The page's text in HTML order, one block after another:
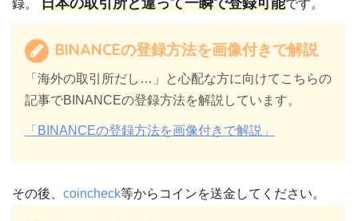
録。
です。
BINANCEの登録方法を画像付きで解説
「海外の取引所だし…」と心配な方に向けてこちらの
記事でBINANCEの登録方法を解説しています。
「BINANCEの登録方法を画像付きで解説」
その後、 coincheck等からコインを送金してください。